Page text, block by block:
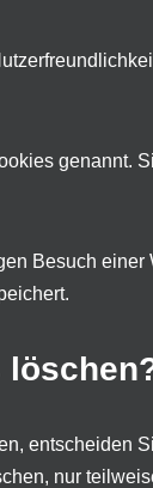
genannt.
Besuch
entscheiden
nur